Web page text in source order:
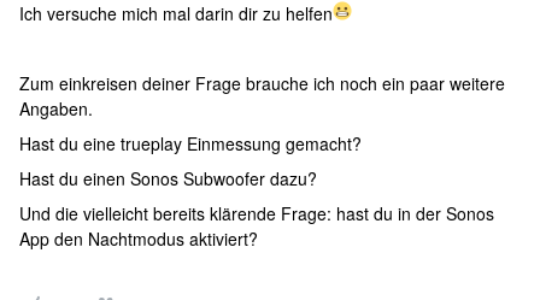
Ich versuche mich mal darin dir zu helfen
Zum einkreisen deiner Frage brauche ich noch ein paar weitere
Angaben.
Hast du eine trueplay Einmessung gemacht?
Hast du einen Sonos Subwoofer dazu?
Und die vielleicht bereits klärende Frage: hast du in der Sonos
App den Nachtmodus aktiviert?